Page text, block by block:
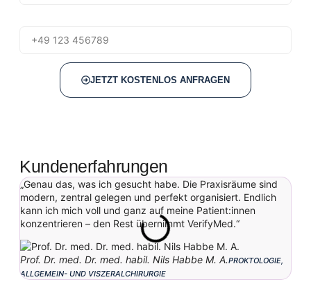
JETZT KOSTENLOS ANFRAGEN
Kundenerfahrungen
„Genau das, was ich gesucht habe. Die Praxisräume sind
modern, zentral gelegen und perfekt organisiert. Endlich
kann ich mich voll und ganz auf meine Patient:innen
konzentrieren – den Rest übernimmt VerifyMed.“
Prof. Dr. med. Dr. med. habil. Nils Habbe M. A.PROKTOLOGIE,
ALLGEMEIN- UND VISZERALCHIRURGIE